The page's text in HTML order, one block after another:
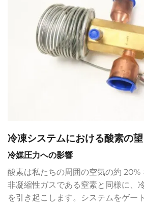
冷凍システムにおける酸素の
冷媒圧力への影響
酸素は私たちの周囲の空気の約 20%
非凝縮性ガスである窒素と同様に、
を引き起こします。システムをゲー